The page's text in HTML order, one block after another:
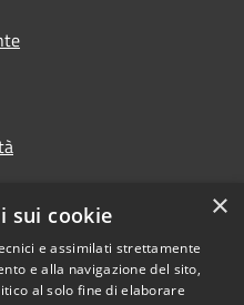
Copyright © 2026 • Comune di
Nurallao • Powered by
×
sui cookie
e assimilati strettamente
e alla navigazione del sito,
al solo fine di elaborare